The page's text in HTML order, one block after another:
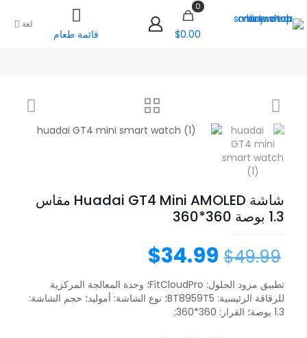
0
$0.00 قائمة طعام
لغة
شاشة Huadai GT4 Mini AMOLED مقاس
1.3 بوصة 360*360
$49.99
$34.99
تطبيق مزود الحلول: FitCloudPro؛ وحدة المعالجة المركزية
للرقاقة الرئيسية: BT8959T5؛ نوع الشاشة: أموليد؛ حجم الشاشة:
1.3 بوصة؛ القرار: 360*360;